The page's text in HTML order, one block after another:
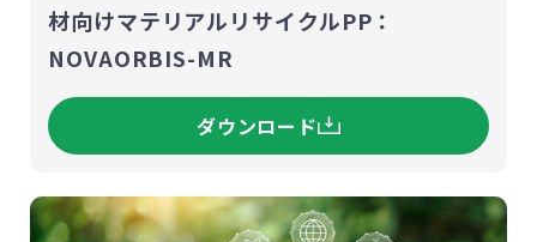
材向けマテリアルリサイクルPP：
NOVAORBIS-MR
ダウンロード